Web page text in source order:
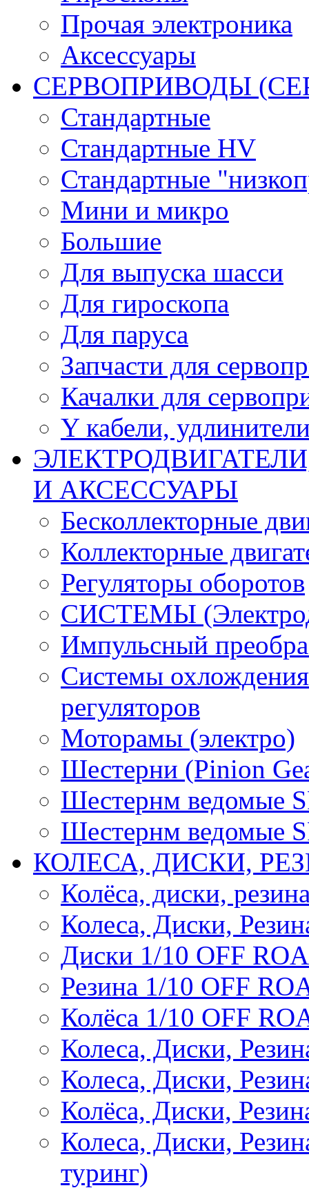
Прочая электроника
Аксессуары
СЕРВОПРИВОДЫ
Стандартные
Стандартные HV
Стандартные
Мини и микро
Большие
Для выпуска шасси
Для гироскопа
Для паруса
Запчасти для
Качалки для
Y кабели,
И АКСЕССУАРЫ
Бесколлекторные
Коллекторные
Регуляторы оборотов
СИСТЕМЫ
Импульсный
Системы охлождения
регуляторов
Моторамы (электро)
Шестерни (Pinion
Шестернм ведомые
Шестернм ведомые
КОЛЕСА, ДИСКИ,
Колёса, диски,
Колеса, Диски,
Диски 1/10 OFF
Резина 1/10 OFF
Колёса 1/10 OFF
Колеса, Диски,
Колеса, Диски,
Колёса, Диски,
Колеса, Диски,
туринг)